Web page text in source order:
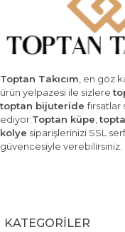
Toptan Takıcım , en göz
ürün yelpazesi ile sizlere
toptan bijuteride
ediyor. Toptan küpe ,
kolye siparişlerinizi SSL
güvencesiyle verebilirsiniz.
KATEGORİLER